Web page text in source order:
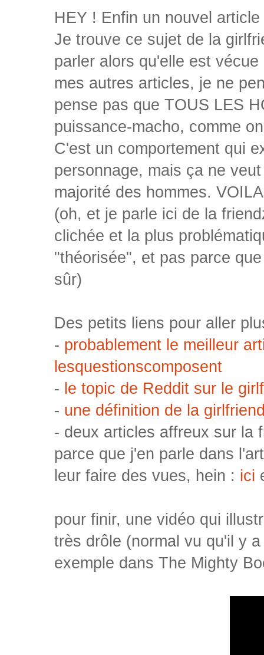
HEY ! Enfin un nouvel
Je trouve ce sujet de la
parler alors qu'elle est
mes autres articles, je ne
pense pas que TOUS LES
puissance-macho, comme
C'est un comportement qui
personnage, mais ça ne
majorité des hommes.
(oh, et je parle ici de la
clichée et la plus
"théorisée", et pas parce
sûr)
Des petits liens pour aller
- probablement le meilleur
lesquestionscomposent
- le topic de Reddit sur le
- une définition de la
- deux articles affreux sur la
parce que j'en parle dans
leur faire des vues, hein : ici
pour finir, une vidéo qui
très drôle (normal vu qu'il y
exemple dans The Mighty